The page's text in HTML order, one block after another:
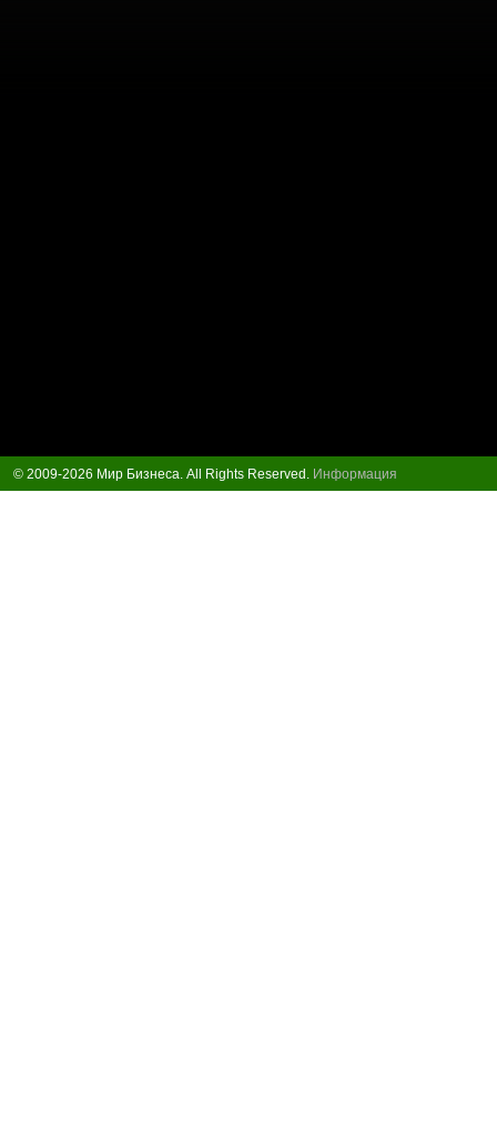
© 2009-2026 Мир Бизнеса. All Rights Reserved. Информация